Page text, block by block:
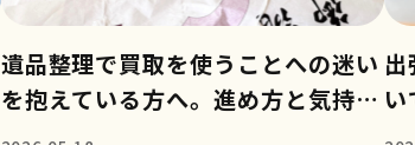
遺品整理で買取を使うことへの迷い
を抱えている方へ。進め方と気持ち
の整理のコツ
い
極